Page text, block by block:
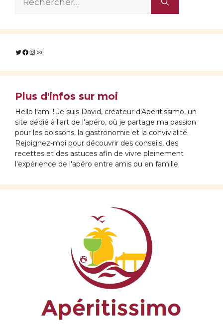
Twitter
Facebook
Instagram
Lien
Plus d'infos sur moi
Hello l'ami ! Je suis David, créateur d'Apéritissimo, un
site dédié à l'art de l'apéro, où je partage ma passion
pour les boissons, la gastronomie et la convivialité.
Rejoignez-moi pour découvrir des conseils, des
recettes et des astuces afin de vivre pleinement
l'expérience de l'apéro entre amis ou en famille.